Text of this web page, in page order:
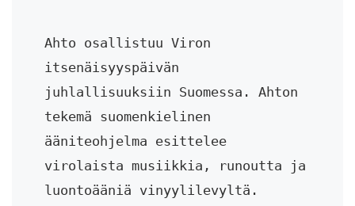
Ahto osallistuu Viron
itsenäisyyspäivän
juhlallisuuksiin Suomessa. Ahton
tekemä suomenkielinen
ääniteohjelma esittelee
virolaista musiikkia, runoutta ja